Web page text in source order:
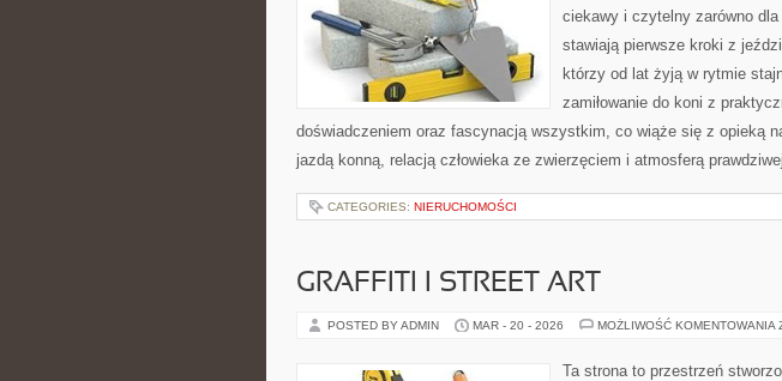
ciekawy i czytelny zarówno
stawiają pierwsze kroki z
którzy od lat żyją w rytmie
zamiłowanie do koni z
doświadczeniem oraz fascynacją wszystkim, co wiąże się z opieką
jazdą konną, relacją człowieka ze zwierzęciem i atmosferą
CATEGORIES: NIERUCHOMOŚCI
GRAFFITI I STREET ART
POSTED BY ADMIN MAR - 20 - 2026 MOŻLIWOŚĆ KOMENTOWANIA
Ta strona to przestrzeń